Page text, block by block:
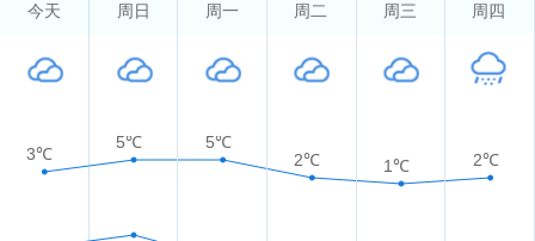
今天 周日 周一 周二 周三 周四
3℃
5℃
5℃
2℃
1℃ 2℃